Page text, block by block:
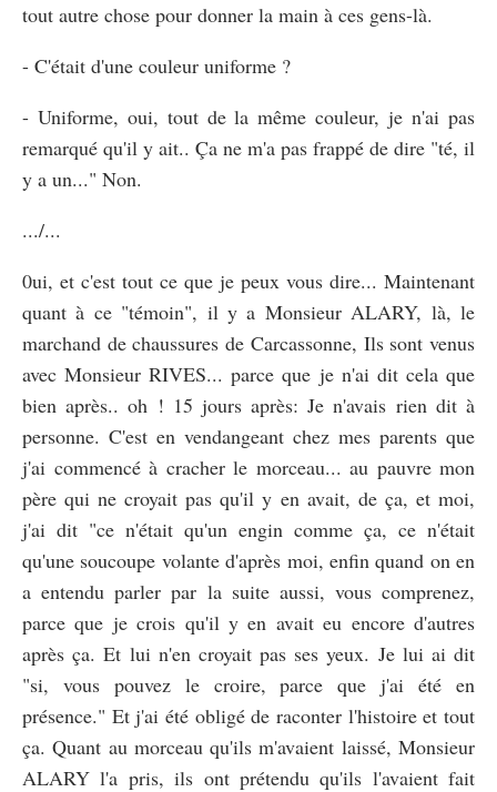
tout autre chose pour donner la main à ces gens-là.
- C'était d'une couleur uniforme ?
- Uniforme, oui, tout de la même couleur, je n'ai pas
remarqué qu'il y ait.. Ça ne m'a pas frappé de dire "té, il
y a un..." Non.
.../...
0ui, et c'est tout ce que je peux vous dire... Maintenant
quant à ce "témoin", il y a Monsieur ALARY, là, le
marchand de chaussures de Carcassonne, Ils sont venus
avec Monsieur RIVES... parce que je n'ai dit cela que
bien après.. oh ! 15 jours après: Je n'avais rien dit à
personne. C'est en vendangeant chez mes parents que
j'ai commencé à cracher le morceau... au pauvre mon
père qui ne croyait pas qu'il y en avait, de ça, et moi,
j'ai dit "ce n'était qu'un engin comme ça, ce n'était
qu'une soucoupe volante d'après moi, enfin quand on en
a entendu parler par la suite aussi, vous comprenez,
parce que je crois qu'il y en avait eu encore d'autres
après ça. Et lui n'en croyait pas ses yeux. Je lui ai dit
"si, vous pouvez le croire, parce que j'ai été en
présence." Et j'ai été obligé de raconter l'histoire et tout
ça. Quant au morceau qu'ils m'avaient laissé, Monsieur
ALARY l'a pris, ils ont prétendu qu'ils l'avaient fait